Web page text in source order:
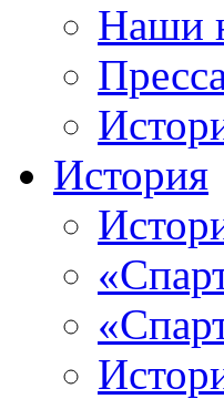
Наши
История